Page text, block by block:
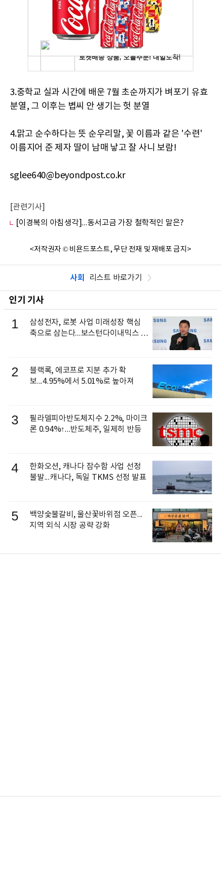
3.중학교 실과 시간에 배운 7월 초순까지가 벼포기 유효
분열, 그 이후는 볍씨 안 생기는 헛 분열
4.맑고 순수하다는 뜻 순우리말, 꽃 이름과 같은 '수련'
이름지어 준 제자 딸이 남매 낳고 잘 사니 보람!
sglee640@beyondpost.co.kr
[관련기사]
[이경복의 아침생각]...동서고금 가장 철학적인 말은?
<저작권자 © 비욘드포스트, 무단 전재 및 재배포 금지>
사회 리스트 바로가기
인기 기사
1
삼성전자, 로봇 사업 미래성장 핵심
축으로 삼는다...보스턴다이내믹스 출
2
블랙록, 에코프로 지분 추가 확
보...4.95%에서 5.01%로 높아져
3
필라델피아반도체지수 2.2%, 마이크
론 0.94%↑...반도체주, 일제히 반등
4
한화오션, 캐나다 잠수함 사업 선정
불발...캐나다, 독일 TKMS 선정 발표
5
백양숯불갈비, 울산꽃바위점 오픈...
지역 외식 시장 공략 강화